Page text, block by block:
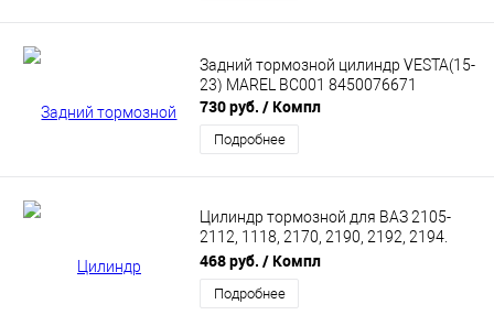
Задний тормозной цилиндр VESTA(15-
23) MAREL BC001 8450076671
730 руб. / Компл
Подробнее
Цилиндр тормозной для ВАЗ 2105-
2112, 1118, 2170, 2190, 2192, 2194.
Pilenga HY-P 3886
468 руб. / Компл
Подробнее